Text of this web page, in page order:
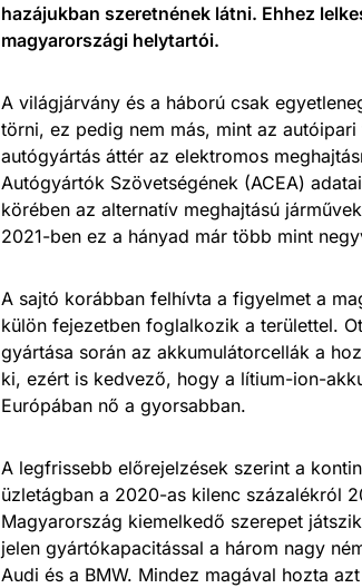
hazájukban szeretnének látni. Ehhez
magyarországi helytartói.
A világjárvány és a háború csak
törni, ez pedig nem más, mint az
autógyártás áttér az elektromos
Autógyártók Szövetségének (ACEA)
körében az alternatív meghajtású
2021-ben ez a hányad már több mint
A sajtó korábban felhívta a figyelmet a
külön fejezetben foglalkozik a területtel.
gyártása során az akkumulátorcellák a
ki, ezért is kedvező, hogy a lítium-ion-
Európában nő a gyorsabban.
A legfrissebb előrejelzések szerint a
üzletágban a 2020-as kilenc százalékról
Magyarország kiemelkedő szerepet
jelen gyártókapacitással a három nagy
Audi és a BMW. Mindez magával hozta